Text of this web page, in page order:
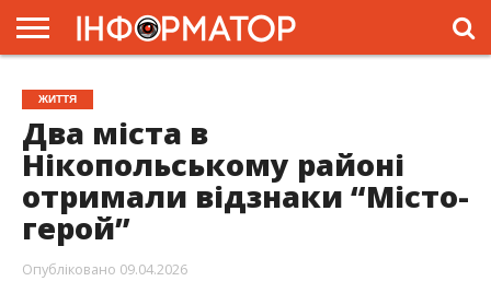
ГОЛОВНА
ЖИТТЯ
ВЛАДА
ГРОШІ
ТРЕШ
ПРЕС-
РЕЛІЗИ
РЕКЛАМА
ПРОЕКТИ
ЖИТТЯ
Два міста в
Нікопольському районі
отримали відзнаки “Місто-
герой”
Опубліковано 09.04.2026